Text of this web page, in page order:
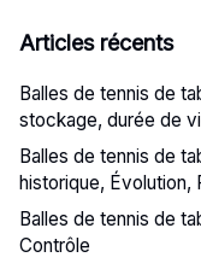
Articles récents
Balles de tennis de
stockage, durée de
Balles de tennis de
historique, Évolution,
Balles de tennis de
Contrôle